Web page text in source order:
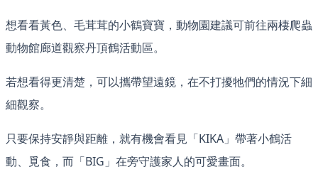
想看看黃色、毛茸茸的小鶴寶寶，動物園建議可前往兩棲爬蟲
動物館廊道觀察丹頂鶴活動區。
若想看得更清楚，可以攜帶望遠鏡，在不打擾牠們的情況下細
細觀察。
只要保持安靜與距離，就有機會看見「KIKA」帶著小鶴活
動、覓食，而「BIG」在旁守護家人的可愛畫面。